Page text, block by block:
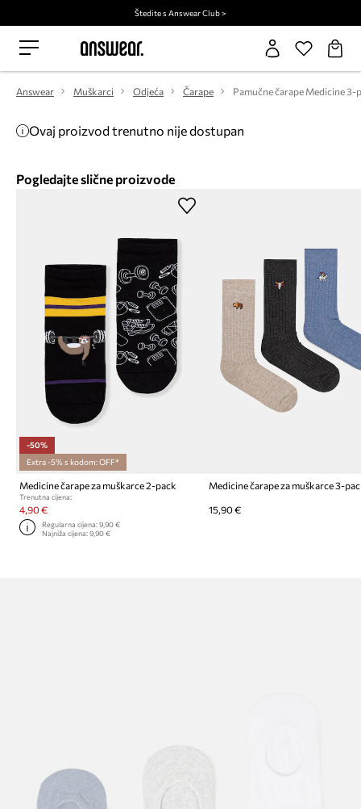
Štedite s Answear Club >
Answear Muškarci Odjeća Čarape Pamučne čarape Medicine 3-
Ovaj proizvod trenutno nije dostupan
Pogledajte slične proizvode
-50%
Extra -5% s kodom: OFF*
Medicine čarape za muškarce 2-pack
Trenutna cijena:
4,90 €
Regularna cijena:9,90 €
Najniža cijena:9,90 €
Medicine čarape za muškarce 3-
15,90 €